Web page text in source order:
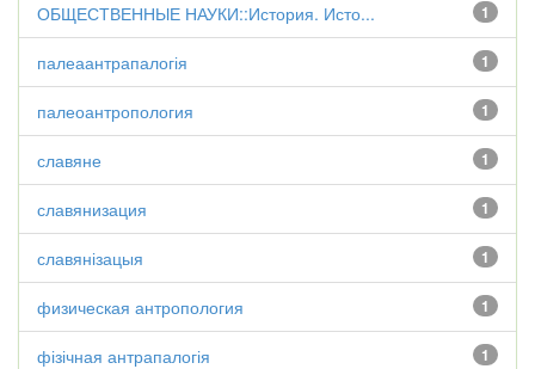
1
ОБЩЕСТВЕННЫЕ НАУКИ::История. Исто...
1
палеаантрапалогія
1
палеоантропология
1
славяне
1
славянизация
1
славянізацыя
1
физическая антропология
1
фізічная антрапалогія